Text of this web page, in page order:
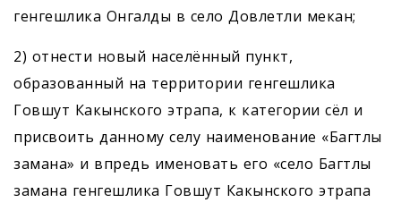
генгешлика Онгалды в село Довлетли мекан;
2) отнести новый населённый пункт,
образованный на территории генгешлика
Говшут Какынского этрапа, к категории сёл и
присвоить данному селу наименование «Багтлы
заманa» и впредь именовать его «село Багтлы
заманa генгешлика Говшут Какынского этрапа